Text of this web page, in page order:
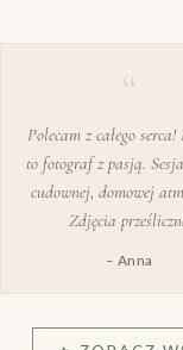
to fotograf z pasją.
cudownej, domowej
Zdjęcia prześliczne!
– Anna